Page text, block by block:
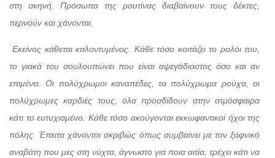
στη σκηνή. Πρόσωπα της ρουτίνας διαβαίνουν τους δέκτες,
περνούν και χάνονται.
Εκείνος κάθεται καλοντυμένος. Κάθε τόσο κοιτάζει το ρολόι του,
το γιακά του σουλουπώνει που είναι αψεγάδιαστος όσο και αν
επιμένει. Οι πολύχρωμοι καναπέδες, τα πολύχρωμα ρούχα, οι
πολύχρωμες καρδιές τους, όλα προσδίδουν στην ατμόσφαιρα
κάτι το ευτυχισμένο. Κάθε τόσο ακούγονται εκκωφαντικοί ήχοι της
πόλης. Έπειτα χάνονται ακριβώς όπως συμβαίνει με τον ξαφνικό
αναβάτη που μες στη νύχτα, άγνωστο για ποια αιτία, τρέχει κάτι να